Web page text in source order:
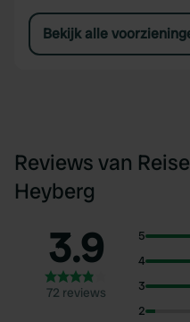
Bekijk alle
Reviews van
Heyberg
3.9
72 reviews
5
4
3
2